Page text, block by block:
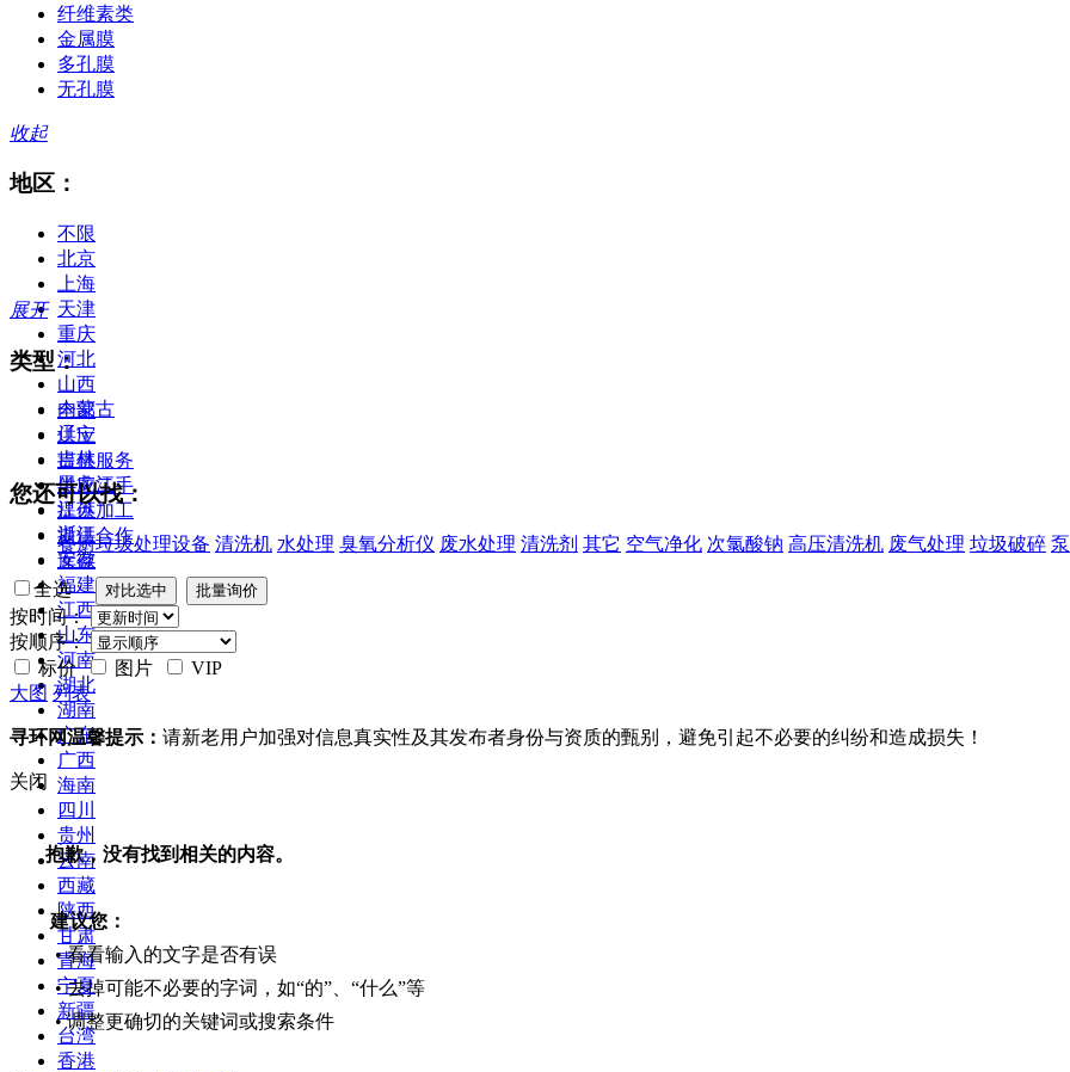
纤维素类
金属膜
多孔膜
无孔膜
收起
地区：
不限
北京
上海
天津
重庆
河北
山西
内蒙古
辽宁
吉林
黑龙江
江苏
浙江
安徽
福建
江西
山东
河南
湖北
湖南
广东
广西
海南
四川
贵州
云南
西藏
陕西
甘肃
青海
宁夏
新疆
台湾
香港
展开
类型：
全部
供应
提供服务
供应二手
提供加工
提供合作
库存
您还可以找：
餐厨垃圾处理设备 清洗机 水处理 臭氧分析仪 废水处理 清洗剂 其它 空气净化 次氯酸钠 高压清洗机 废气处理 垃圾破碎 泵
全选
按时间：
按顺序：
标价
图片
VIP
大图 列表
寻环网温馨提示： 请新老用户加强对信息真实性及其发布者身份与资质的甄别，避免引起不必要的纠纷和造成损失！
关闭
抱歉，没有找到相关的内容。
建议您：
• 看看输入的文字是否有误
• 去掉可能不必要的字词，如“的”、“什么”等
• 调整更确切的关键词或搜索条件